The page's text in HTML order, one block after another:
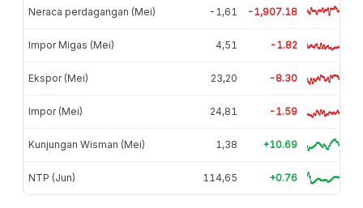
Neraca perdagangan (Mei) -1,61 -1,907.18
Impor Migas (Mei) 4,51 -1.82
Ekspor (Mei) 23,20 -8.30
Impor (Mei) 24,81 -1.59
Kunjungan Wisman (Mei) 1,38 +10.69
NTP (Jun) 114,65 +0.76